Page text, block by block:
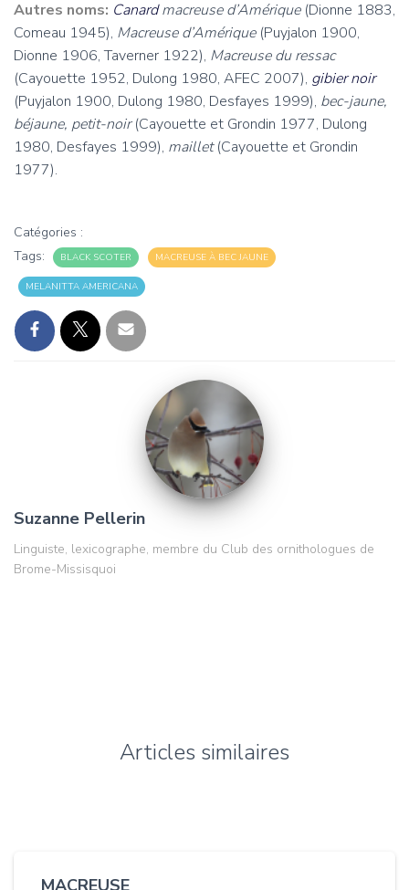
Autres noms: Canardmacreuse d’Amérique(Dionne 1883,
Comeau 1945), Macreuse d’Amérique(Puyjalon 1900,
Dionne 1906, Taverner 1922), Macreuse du ressac
(Cayouette 1952, Dulong 1980, AFEC 2007), gibier noir
(Puyjalon 1900, Dulong 1980, Desfayes 1999), bec-jaune,
béjaune, petit-noir(Cayouette et Grondin 1977, Dulong
1980, Desfayes 1999), maillet(Cayouette et Grondin
1977).
Catégories :
Tags:
BLACK SCOTER MACREUSE À BEC JAUNE
MELANITTA AMERICANA
Suzanne Pellerin
Linguiste, lexicographe, membre du Club des ornithologues de
Brome-Missisquoi
Articles similaires
MACREUSE